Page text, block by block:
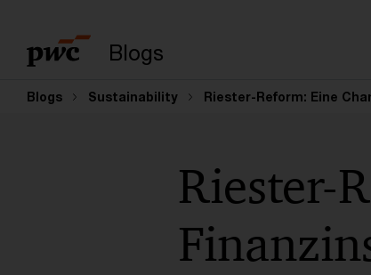
Blogs
Blogs Sustainability Riester-Reform: Eine
Riester-